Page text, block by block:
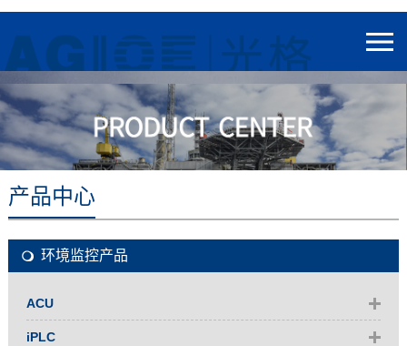
产品中心
环境监控产品
ACU
iPLC